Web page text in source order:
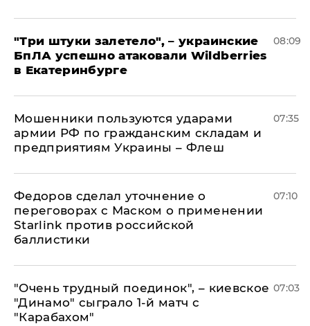
"Три штуки залетело", – украинские
БпЛА успешно атаковали Wildberries
в Екатеринбурге
08:09
Мошенники пользуются ударами
армии РФ по гражданским складам и
предприятиям Украины – Флеш
07:35
Федоров сделал уточнение о
переговорах с Маском о применении
Starlink против российской
баллистики
07:10
"Очень трудный поединок", – киевское
"Динамо" сыграло 1-й матч с
"Карабахом"
07:03